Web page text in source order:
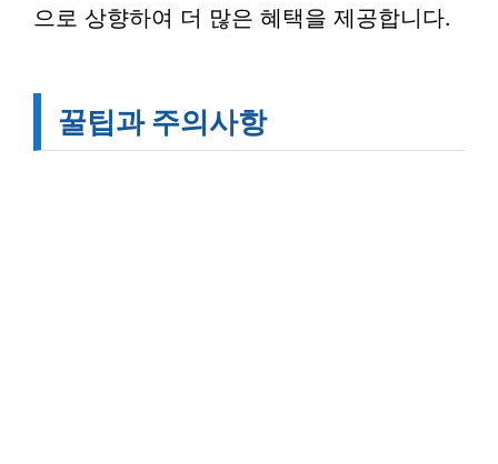
으로 상향하여 더 많은 혜택을 제공합니다.
꿀팁과 주의사항